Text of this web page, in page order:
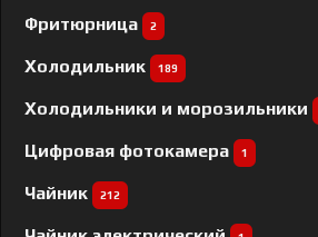
Фритюрница 2
Холодильник 189
Холодильники и морозильники
Цифровая фотокамера 1
Чайник 212